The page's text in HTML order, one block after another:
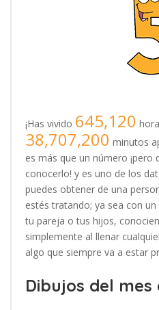
¡Has vivido 645,120
38,707,200 minutos
es más que un número ¡pero
conocerlo! y es uno de los
puedes obtener de una
estés tratando; ya sea con
tu pareja o tus hijos,
simplemente al llenar
algo que siempre va a estar
Dibujos del mes